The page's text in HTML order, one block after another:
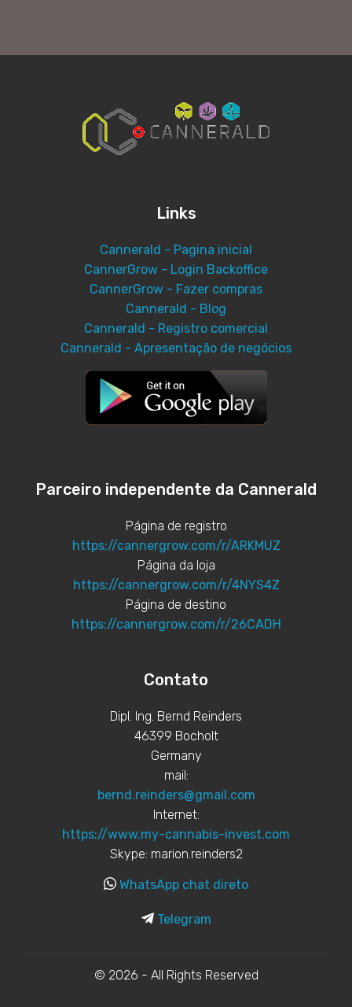
Links
Cannerald - Pagina inicial
CannerGrow - Login Backoffice
CannerGrow - Fazer compras
Cannerald - Blog
Cannerald - Registro comercial
Cannerald - Apresentação de negócios
Parceiro independente da Cannerald
Página de registro
https://cannergrow.com/r/ARKMUZ
Página da loja
https://cannergrow.com/r/4NYS4Z
Página de destino
https://cannergrow.com/r/26CADH
Contato
Dipl. Ing. Bernd Reinders
46399 Bocholt
Germany
mail:
bernd.reinders@gmail.com
Internet:
https://www.my-cannabis-invest.com
Skype: marion.reinders2
WhatsApp chat direto
Telegram
© 2026 - All Rights Reserved